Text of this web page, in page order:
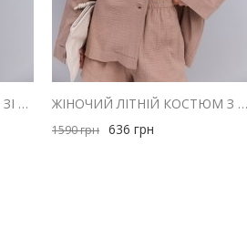
ЖІНОЧИЙ ЛІТНІЙ КОСТЮМ ЗІ СПІДНИЦЕЮ І ТОПОМ ШОКОЛАДНИЙ В СМУЖКУ ЖІНОЧИЙ ЛІТНІЙ КОСТЮМ З ШОРТАМИ ТА СОРОЧКОЮ З МУСЛІНУ ШОКОЛАДНИЙ
1590грн 636 грн